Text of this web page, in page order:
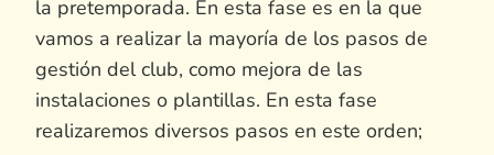
la pretemporada. En esta fase es en la que
vamos a realizar la mayoría de los pasos de
gestión del club, como mejora de las
instalaciones o plantillas. En esta fase
realizaremos diversos pasos en este orden;